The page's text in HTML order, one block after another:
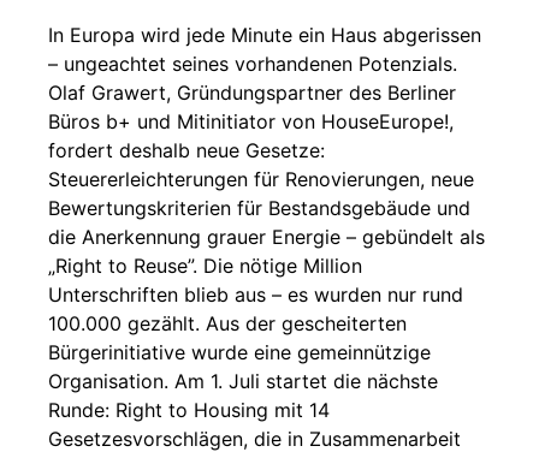
In Europa wird jede Minute ein Haus abgerissen
– ungeachtet seines vorhandenen Potenzials.
Olaf Grawert, Gründungspartner des Berliner
Büros b+ und Mitinitiator von HouseEurope!,
fordert deshalb neue Gesetze:
Steuererleichterungen für Renovierungen, neue
Bewertungskriterien für Bestandsgebäude und
die Anerkennung grauer Energie – gebündelt als
„Right to Reuse”. Die nötige Million
Unterschriften blieb aus – es wurden nur rund
100.000 gezählt. Aus der gescheiterten
Bürgerinitiative wurde eine gemeinnützige
Organisation. Am 1. Juli startet die nächste
Runde: Right to Housing mit 14
Gesetzesvorschlägen, die in Zusammenarbeit